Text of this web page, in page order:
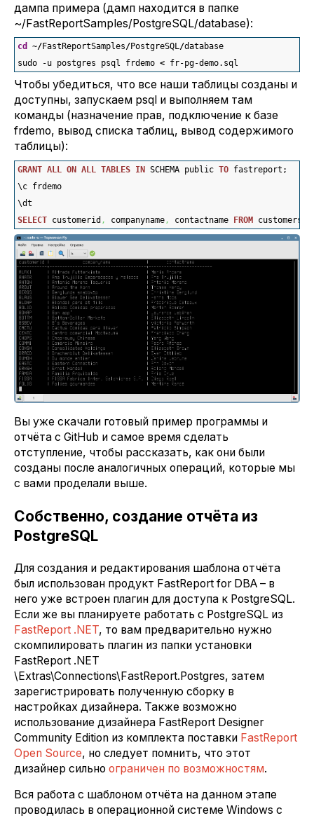
дампа примера (дамп находится в папке
~/FastReportSamples/PostgreSQL/database):
cd ~/FastReportSamples/PostgreSQL/database
sudo -u postgres psql frdemo < fr-pg-demo.sql
Чтобы убедиться, что все наши таблицы созданы и
доступны, запускаем psql и выполняем там
команды (назначение прав, подключение к базе
frdemo, вывод списка таблиц, вывод содержимого
таблицы):
GRANT ALL ON ALL TABLES IN SCHEMA public TO fastreport;
\c frdemo
\dt
SELECT customerid , companyname , contactname FROM customers;
Вы уже скачали готовый пример программы и
отчёта с GitHub и самое время сделать
отступление, чтобы рассказать, как они были
созданы после аналогичных операций, которые мы
с вами проделали выше.
Собственно, создание отчёта из
PostgreSQL
Для создания и редактирования шаблона отчёта
был использован продукт FastReport for DBA – в
него уже встроен плагин для доступа к PostgreSQL.
Если же вы планируете работать с PostgreSQL из
FastReport .NET, то вам предварительно нужно
скомпилировать плагин из папки установки
FastReport .NET
\Extras\Connections\FastReport.Postgres, затем
зарегистрировать полученную сборку в
настройках дизайнера. Также возможно
использование дизайнера FastReport Designer
Community Edition из комплекта поставки FastReport
Open Source, но следует помнить, что этот
дизайнер сильно ограничен по возможностям.
Вся работа с шаблоном отчёта на данном этапе
проводилась в операционной системе Windows с